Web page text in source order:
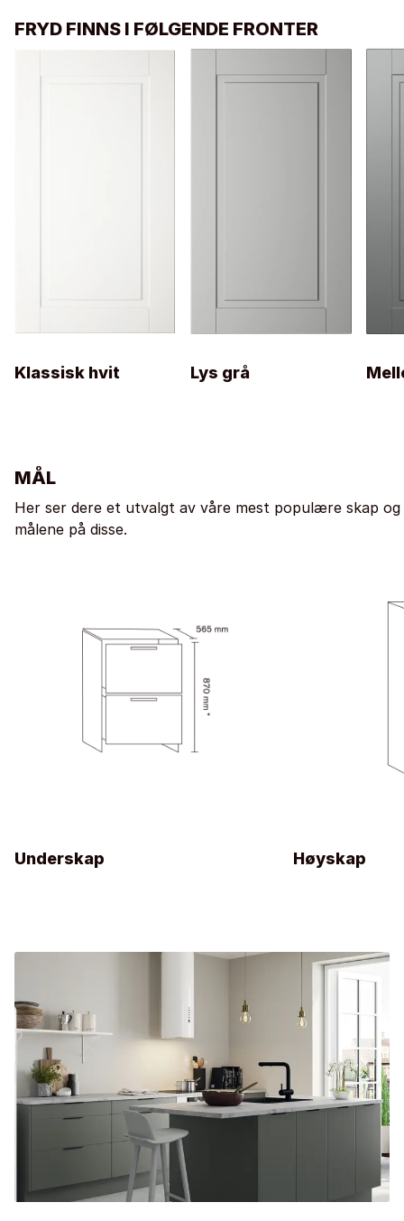
FRYD FINNS I FØLGENDE FRONTER
Klassisk hvit Lys grå
MÅL
Her ser dere et utvalgt av våre mest populære skap og
målene på disse.
Underskap Høyskap